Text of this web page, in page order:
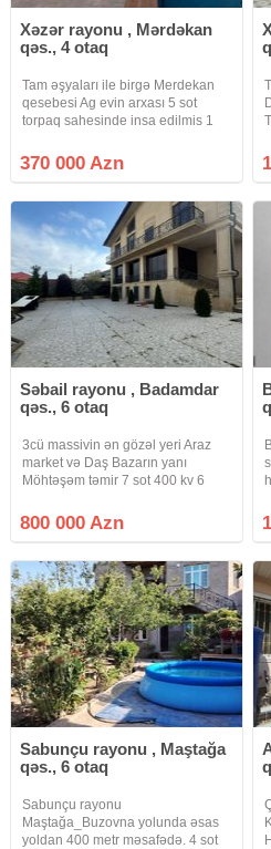
Xəzər rayonu , Mərdəkan
qəs., 4 otaq
Tam əşyaları ile birgə Merdekan
qesebesi Ag evin arxası 5 sot
torpaq sahesinde insa edilmis 1
sahesi 150 kvmdir. Holl, 1 zal, 3
yataq otağı, 1 metbexi, 2 sanuzeli
370 000 Azn
Səbail rayonu , Badamdar
qəs., 6 otaq
3cü massivin ən gözəl yeri Araz
market və Daş Bazarın yanı
Möhtəşəm təmir 7 sot 400 kv 6
mətbəxi var Çıxarış QIYMET
800000
800 000 Azn
Sabunçu rayonu , Maştağa
qəs., 6 otaq
Sabunçu rayonu
Maştağa_Buzovna yolunda əsas
yoldan 400 metr məsafədə. 4 sot